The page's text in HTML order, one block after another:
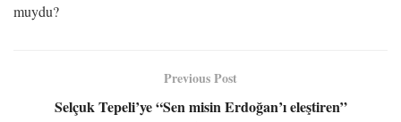
muydu?
Previous Post
Selçuk Tepeli’ye “Sen misin Erdoğan’ı eleştiren”